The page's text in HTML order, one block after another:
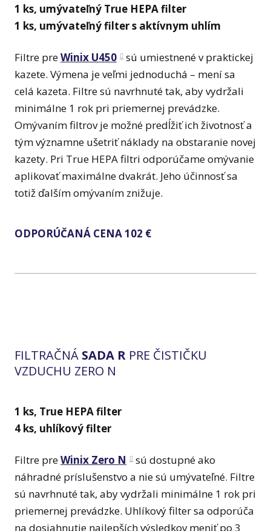
1 ks, umývateľný True HEPA filter
1 ks, umývateľný filter s aktívnym uhlím
Filtre preWinix U450
sú umiestnené v praktickej
kazete. Výmena je veľmi jednoduchá – mení sa
celá kazeta. Filtre sú navrhnuté tak, aby vydržali
minimálne 1 rok pri priemernej prevádzke.
Omývaním filtrov je možné predĺžiť ich životnosť a
tým významne ušetriť náklady na obstaranie novej
kazety. Pri True HEPA filtri odporúčame omývanie
aplikovať maximálne dvakrát. Jeho účinnosť sa
totiž ďalším omývaním znižuje.
ODPORÚČANÁ CENA 102 €
FILTRAČNÁ SADA R PRE ČISTIČKU
VZDUCHU ZERO N
1 ks, True HEPA filter
4 ks, uhlíkový filter
Filtre preWinix Zero N
sú dostupné ako
náhradné príslušenstvo a nie sú umývateľné. Filtre
sú navrhnuté tak, aby vydržali minimálne 1 rok pri
priemernej prevádzke. Uhlíkový filter sa odporúča
na dosiahnutie najlepších výsledkov meniť po 3